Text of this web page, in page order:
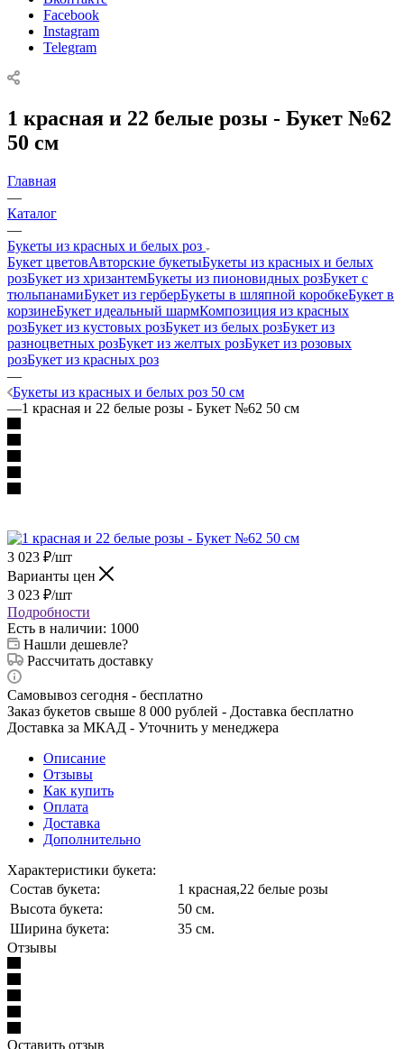
Facebook
Instagram
Telegram
1 краснaя и 22 белые розы - Букет №62
50 см
Главная
—
Каталог
—
Букеты из красных и белых роз
Букет цветовАвторские букетыБукеты из красных и белых
розБукет из хризантемБукеты из пионовидных розБукет с
тюльпанамиБукет из герберБукеты в шляпной коробкеБукет в
корзинеБукет идеальный шармКомпозиция из красных
розБукет из кустовых розБукет из белых розБукет из
разноцветных розБукет из желтых розБукет из розовых
розБукет из красных роз
—
Букеты из красных и белых роз 50 см
—1 краснaя и 22 белые розы - Букет №62 50 см
3 023 ₽/шт
Варианты цен
3 023 ₽/шт
Подробности
Есть в наличии: 1000
Нашли дешевле?
Рассчитать доставку
Самовывоз сегодня - бесплатно
Заказ букетов свыше 8 000 рублей - Доставка бесплатно
Доставка за МКАД - Уточнить у менеджера
Описание
Отзывы
Как купить
Оплата
Доставка
Дополнительно
Характеристики букета:
Состав букета:
1 краснaя,22 белые розы
Высота букета:
50 см.
Ширина букета:
35 см.
Отзывы
Оставить отзыв